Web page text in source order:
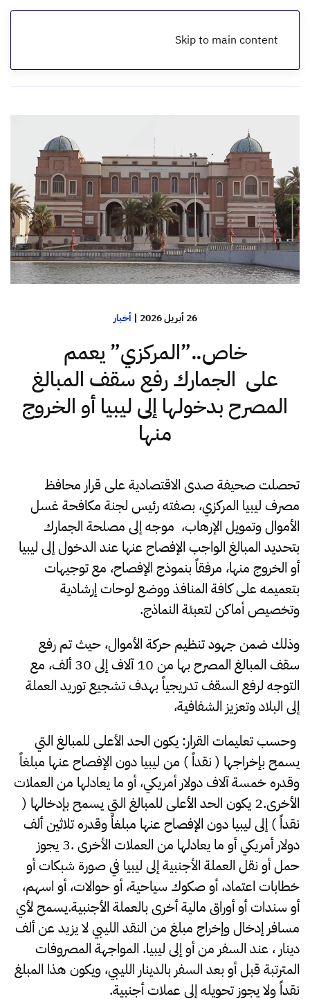
Skip to main content
الرئيسية
26 أبريل 2026 |أخبار
خاص..”المركزي” يعمم
على الجمارك رفع سقف المبالغ
المصرح بدخولها إلى ليبيا أو الخروج
منها
تحصلت صحيفة صدى الاقتصادية على قرار محافظ
مصرف ليبيا المركزي، بصفته رئيس لجنة مكافحة غسل
الأموال وتمويل الإرهاب، موجه إلى مصلحة الجمارك
بتحديد المبالغ الواجب الإفصاح عنها عند الدخول إلى ليبيا
أو الخروج منها، مرفقاً بنموذج الإفصاح، مع توجيهات
بتعميمه على كافة المنافذ ووضع لوحات إرشادية
وتخصيص أماكن لتعبئة النماذج.
وذلك ضمن جهود تنظيم حركة الأموال، حيث تم رفع
سقف المبالغ المصرح بها من 10 آلاف إلى 30 ألف، مع
التوجه لرفع السقف تدريجياً بهدف تشجيع توريد العملة
إلى البلاد وتعزيز الشفافية،
وحسب تعليمات القرار: يكون الحد الأعلى للمبالغ التي
يسمح بإخراجها ( نقداً ) من ليبيا دون الإفصاح عنها مبلغاً
وقدره خمسة آلاف دولار أمريكي، أو ما يعادلها من العملات
الأخرى.2 يكون الحد الأعلى للمبالغ التي يسمح بإدخالها (
نقداً ) إلى ليبيا دون الإفصاح عنها مبلغاً وقدره تلاثين ألف
دولار أمريكي أو ما يعادلها من العملات الأخرى .3 يجوز
حمل أو نقل العملة الأجنبية إلى ليبيا في صورة شبكات أو
خطابات اعتماد، أو صكوك سياحية، أو حوالات، أو اسهم،
أو سندات أو أوراق مالية أخرى بالعملة الأجنبية.يسمح لأي
مسافر إدخال وإخراج مبلغ من النقد الليبي لا يزيد عن ألف
دينار ، عند السفر من أو إلى ليبيا. المواجهة المصروفات
المترتبة قبل أو بعد السفر بالدينار الليبي، ويكون هذا المبلغ
نقداً ولا يجوز تحويله إلى عملات أجنبية.